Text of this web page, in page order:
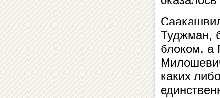
Туджман,
блоком, а
каких